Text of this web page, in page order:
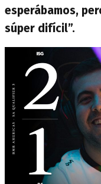
esperábamos,
súper difícil”.